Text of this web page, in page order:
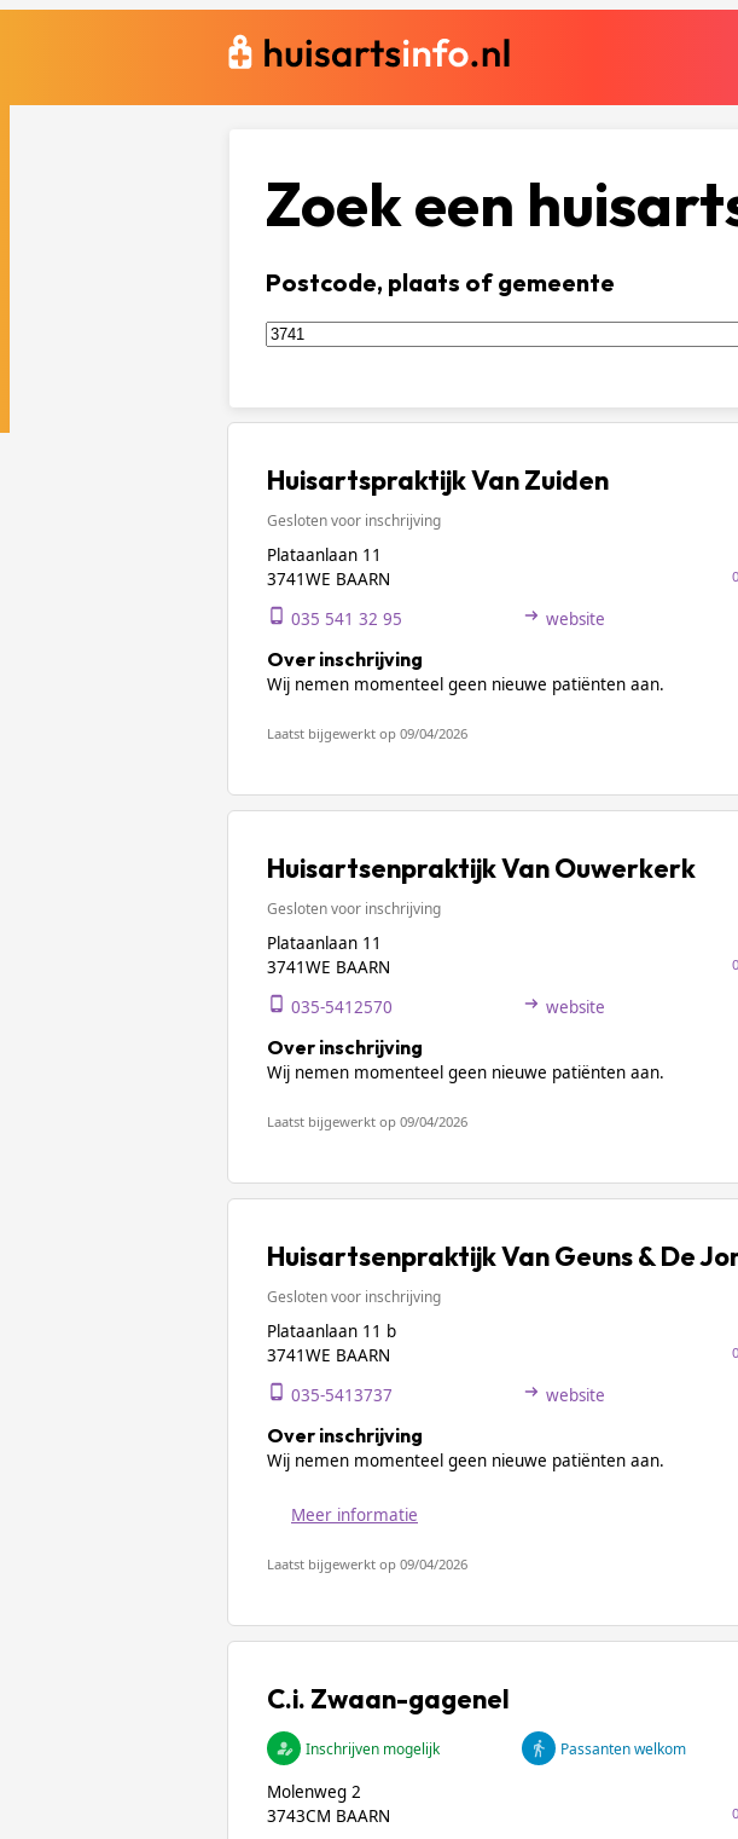
Zoek een
Postcode, plaats of gemeente
Huisartspraktijk Van Zuiden
Gesloten voor inschrijving
Plataanlaan 11
3741WE BAARN
035 541 32 95 website
Over inschrijving
Wij nemen momenteel geen nieuwe patiënten aan.
Laatst bijgewerkt op 09/04/2026
Huisartsenpraktijk Van Ouwerkerk
Gesloten voor inschrijving
Plataanlaan 11
3741WE BAARN
035-5412570 website
Over inschrijving
Wij nemen momenteel geen nieuwe patiënten aan.
Laatst bijgewerkt op 09/04/2026
Huisartsenpraktijk Van Geuns & De
Gesloten voor inschrijving
Plataanlaan 11 b
3741WE BAARN
035-5413737 website
Over inschrijving
Wij nemen momenteel geen nieuwe patiënten aan.
Meer informatie
Laatst bijgewerkt op 09/04/2026
C.i. Zwaan-gagenel
Inschrijven mogelijk Passanten welkom
Molenweg 2
3743CM BAARN